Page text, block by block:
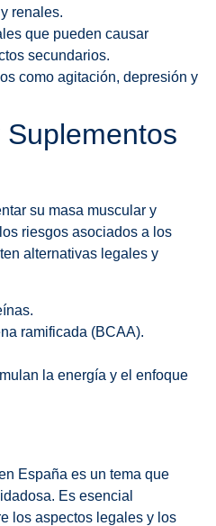
renales.
que pueden causar
secundarios.
como agitación, depresión y
su masa muscular y
riesgos asociados a los
alternativas legales y
ramificada (BCAA).
la energía y el enfoque
España es un tema que
Es esencial
los aspectos legales y los